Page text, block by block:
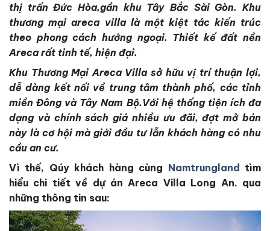
thị trấn Đức Hòa,gần khu Tây Bắc Sài Gòn. Khu
thương mại areca villa là một kiệt tác kiến trúc
theo phong cách hướng ngoại. Thiết kế đất nền
Areca rất tinh tế, hiện đại.
Khu Thương Mại Areca Villa sở hữu vị trí thuận lợi,
dễ dàng kết nối về trung tâm thành phố, các tỉnh
miền Đông và Tây Nam Bộ.Với hệ thống tiện ích đa
dạng và chính sách giá nhiều ưu đãi, đợt mở bán
này là cơ hội mà giới đầu tư lẫn khách hàng có nhu
cầu an cư.
Vì thế, Qúy khách hàng cùng Namtrungland tìm
hiểu chi tiết về dự án Areca Villa Long An. qua
những thông tin sau: